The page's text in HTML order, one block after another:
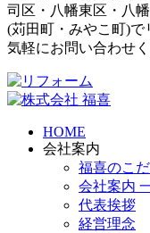
司区 ・ 八幡東区 ・ 八
(苅田町 ・ みやこ町)で
気軽にお問い合わせく
HOME
会社案内
福喜のこ
会社案内
代表挨拶
経営理念